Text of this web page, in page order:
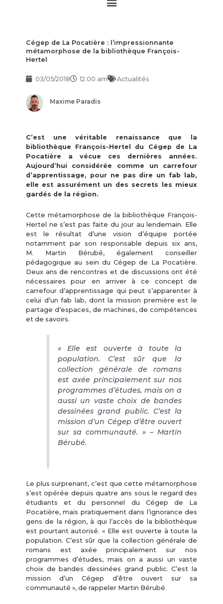
Cégep de La Pocatière : l’impressionnante
métamorphose de la bibliothèque François-
Hertel
03/05/2018 12:00 am Actualités
Maxime Paradis
C’est une véritable renaissance que la
bibliothèque François-Hertel du Cégep de La
Pocatière a vécue ces dernières années.
Aujourd’hui considérée comme un carrefour
d’apprentissage, pour ne pas dire un fab lab,
elle est assurément un des secrets les mieux
gardés de la région.
Cette métamorphose de la bibliothèque François-
Hertel ne s’est pas faite du jour au lendemain. Elle
est le résultat d’une vision d’équipe portée
notamment par son responsable depuis six ans,
M. Martin Bérubé, également conseiller
pédagogique au sein du Cégep de La Pocatière.
Deux ans de rencontres et de discussions ont été
nécessaires pour en arriver à ce concept de
carrefour d’apprentissage qui peut s’apparenter à
celui d’un fab lab, dont la mission première est le
partage d’espaces, de machines, de compétences
et de savoirs.
« Elle est ouverte à toute la
population. C’est sûr que la
collection générale de romans
est axée principalement sur nos
programmes d’études, mais on a
aussi un vaste choix de bandes
dessinées grand public. C’est la
mission d’un Cégep d’être ouvert
sur sa communauté. » – Martin
Bérubé.
Le plus surprenant, c’est que cette métamorphose
s’est opérée depuis quatre ans sous le regard des
étudiants et du personnel du Cégep de La
Pocatière, mais pratiquement dans l’ignorance des
gens de la région, à qui l’accès de la bibliothèque
est pourtant autorisé. « Elle est ouverte à toute la
population. C’est sûr que la collection générale de
romans est axée principalement sur nos
programmes d’études, mais on a aussi un vaste
choix de bandes dessinées grand public. C’est la
mission d’un Cégep d’être ouvert sur sa
communauté », de rappeler Martin Bérubé.